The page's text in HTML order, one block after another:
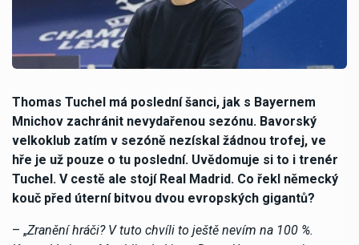
Thomas Tuchel má poslední šanci, jak s Bayernem
Mnichov zachránit nevydařenou sezónu. Bavorský
velkoklub zatím v sezóně nezískal žádnou trofej, ve
hře je už pouze o tu poslední. Uvědomuje si to i trenér
Tuchel. V cestě ale stojí Real Madrid. Co řekl německý
kouč před úterní bitvou dvou evropských gigantů?
– „Zranění hráči? V tuto chvíli to ještě nevím na 100 %.